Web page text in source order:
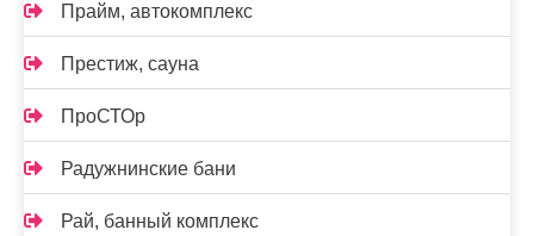
Прайм, автокомплекс
Престиж, сауна
ПроСТОр
Радужнинские бани
Рай, банный комплекс